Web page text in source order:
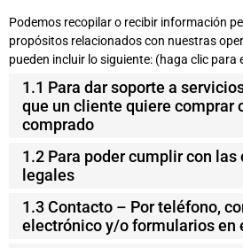
Podemos recopilar o recibir información
propósitos relacionados con nuestras
pueden incluir lo siguiente: (haga clic para
1.1 Para dar soporte a
que un cliente quiere comprar
comprado
1.2 Para poder cumplir con
legales
1.3 Contacto – Por teléfono,
electrónico y/o formularios en